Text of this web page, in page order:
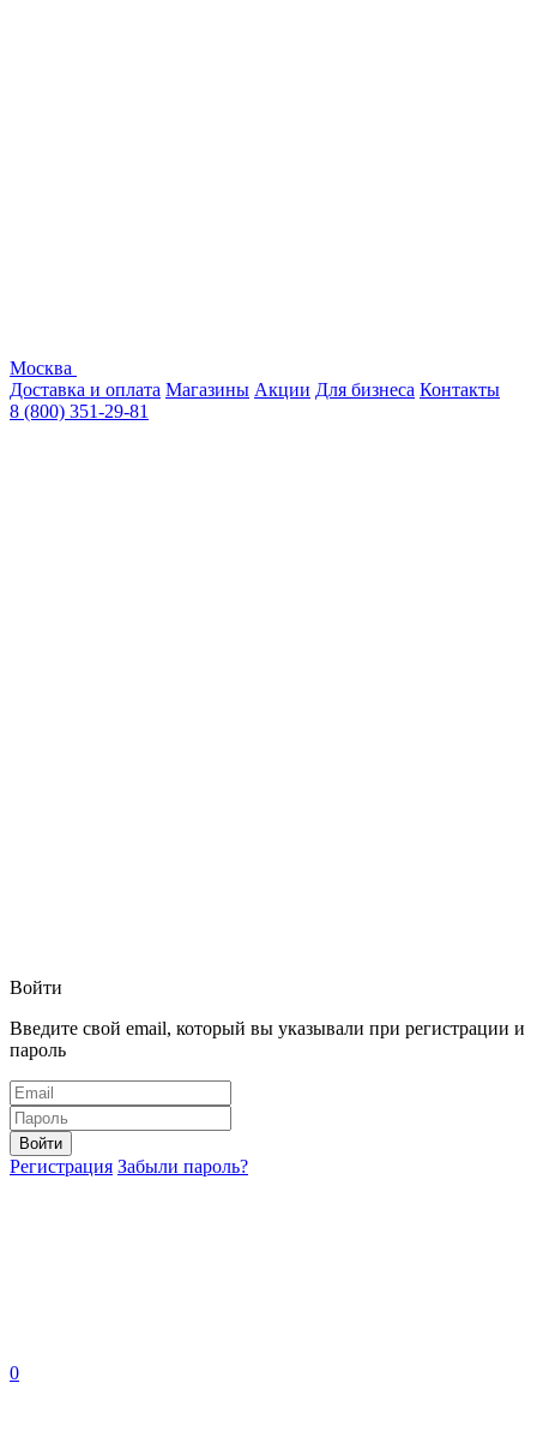
Москва
Доставка и оплата Магазины Акции Для бизнеса Контакты
8 (800) 351-29-81
Войти
Введите свой email, который вы указывали при регистрации и
пароль
Войти
Регистрация Забыли пароль?
0